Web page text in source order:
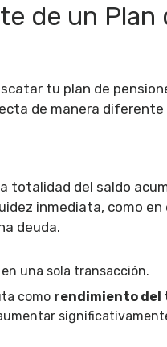
de un Plan
tu plan de
de manera diferente
totalidad del saldo
inmediata, como en
deuda.
una sola transacción.
como rendimiento del